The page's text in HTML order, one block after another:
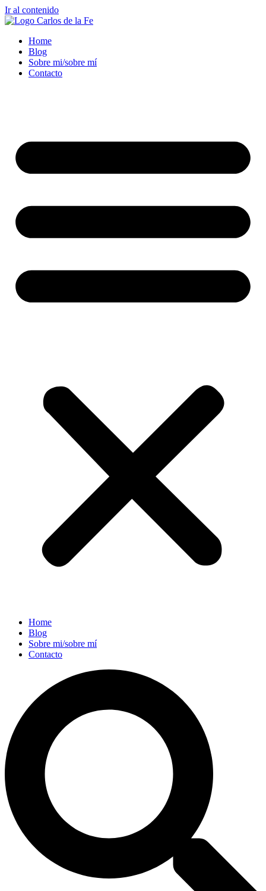
Ir al contenido
Home
Blog
Sobre mi/sobre mí
Contacto
Home
Blog
Sobre mi/sobre mí
Contacto